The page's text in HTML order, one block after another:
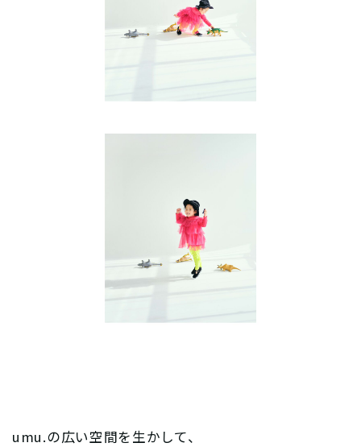
umu.の広い空間を生かして、